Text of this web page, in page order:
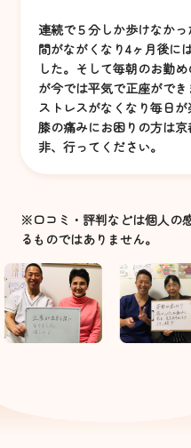
連続で５分しか歩けなか
間がながくなり4ヶ月後に
した。そして毎朝のお勤
が今では平気で正座ができ
ストレスがなくなり毎日が
膝の痛みにお困りの方は
非、行ってください。
※口コミ・評判などは個人の
るものではありません。